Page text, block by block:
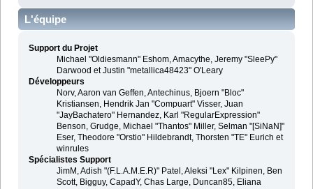
L'équipe
Support du Projet
Michael "Oldiesmann" Eshom, Amacythe, Jeremy "SleePy"
Darwood et Justin "metallica48423" O'Leary
Développeurs
Norv, Aaron van Geffen, Antechinus, Bjoern "Bloc"
Kristiansen, Hendrik Jan "Compuart" Visser, Juan
"JayBachatero" Hernandez, Karl "RegularExpression"
Benson, Grudge, Michael "Thantos" Miller, Selman "[SiNaN]"
Eser, Theodore "Orstio" Hildebrandt, Thorsten "TE" Eurich et
winrules
Spécialistes Support
JimM, Adish "(F.L.A.M.E.R)" Patel, Aleksi "Lex" Kilpinen, Ben
Scott, Bigguy, CapadY, Chas Large, Duncan85, Eliana